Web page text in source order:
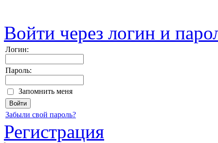
Войти через логин и
Логин:
Пароль:
Запомнить меня
Забыли свой пароль?
Регистрация